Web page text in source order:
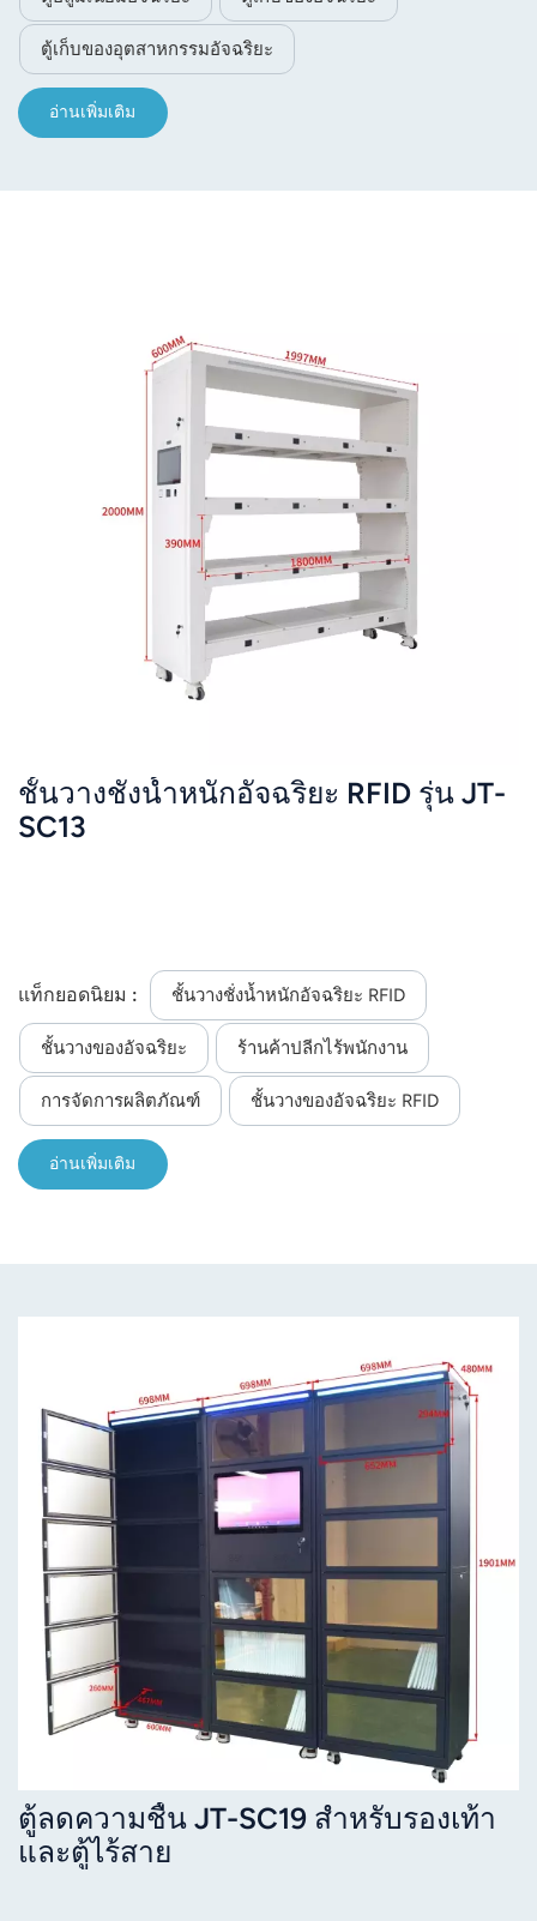
ตู้เก็บของอุตสาหกรรมอัจฉริยะ
อ่านเพิ่มเติม
ชั้นวางชั่งน้ำหนักอัจฉริยะ RFID รุ่น JT-
SC13
แท็กยอดนิยม : ชั้นวางชั่งน้ำหนักอัจฉริยะ RFID
ชั้นวางของอัจฉริยะ ร้านค้าปลีกไร้พนักงาน
การจัดการผลิตภัณฑ์ ชั้นวางของอัจฉริยะ RFID
อ่านเพิ่มเติม
ตู้ลดความชื้น JT-SC19 สำหรับรองเท้า
และตู้ไร้สาย